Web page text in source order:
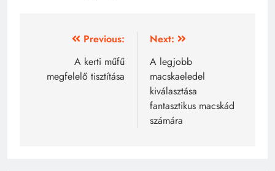
Bejegyzés
navigáció
Previous:
A kerti műfű
megfelelő tisztítása
Next:
A legjobb
macskaeledel
kiválasztása
fantasztikus macskád
számára